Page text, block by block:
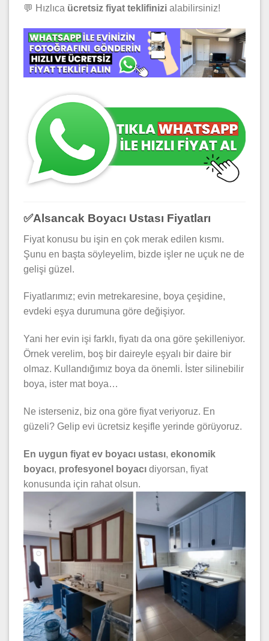
💬 Hızlıca ücretsiz fiyat teklifinizi alabilirsiniz!
✅Alsancak Boyacı Ustası Fiyatları
Fiyat konusu bu işin en çok merak edilen kısmı.
Şunu en başta söyleyelim, bizde işler ne uçuk ne de
gelişi güzel.
Fiyatlarımız; evin metrekaresine, boya çeşidine,
evdeki eşya durumuna göre değişiyor.
Yani her evin işi farklı, fiyatı da ona göre şekilleniyor.
Örnek verelim, boş bir daireyle eşyalı bir daire bir
olmaz. Kullandığımız boya da önemli. İster silinebilir
boya, ister mat boya…
Ne isterseniz, biz ona göre fiyat veriyoruz. En
güzeli? Gelip evi ücretsiz keşifle yerinde görüyoruz.
En uygun fiyat ev boyacı ustası, ekonomik
boyacı, profesyonel boyacı diyorsan, fiyat
konusunda için rahat olsun.